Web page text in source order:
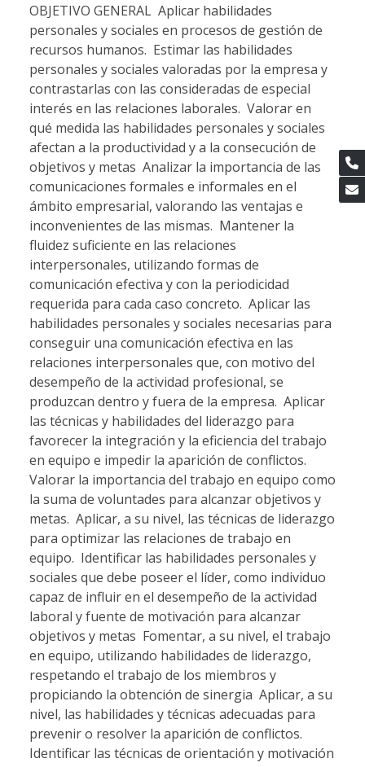
OBJETIVO GENERAL  Aplicar habilidades
personales y sociales en procesos de gestión de
recursos humanos.  Estimar las habilidades
personales y sociales valoradas por la empresa y
contrastarlas con las consideradas de especial
interés en las relaciones laborales.  Valorar en
qué medida las habilidades personales y sociales
afectan a la productividad y a la consecución de
objetivos y metas  Analizar la importancia de las
comunicaciones formales e informales en el
ámbito empresarial, valorando las ventajas e
inconvenientes de las mismas.  Mantener la
fluidez suficiente en las relaciones
interpersonales, utilizando formas de
comunicación efectiva y con la periodicidad
requerida para cada caso concreto.  Aplicar las
habilidades personales y sociales necesarias para
conseguir una comunicación efectiva en las
relaciones interpersonales que, con motivo del
desempeño de la actividad profesional, se
produzcan dentro y fuera de la empresa.  Aplicar
las técnicas y habilidades del liderazgo para
favorecer la integración y la eficiencia del trabajo
en equipo e impedir la aparición de conflictos. 
Valorar la importancia del trabajo en equipo como
la suma de voluntades para alcanzar objetivos y
metas.  Aplicar, a su nivel, las técnicas de liderazgo
para optimizar las relaciones de trabajo en
equipo.  Identificar las habilidades personales y
sociales que debe poseer el líder, como individuo
capaz de influir en el desempeño de la actividad
laboral y fuente de motivación para alcanzar
objetivos y metas  Fomentar, a su nivel, el trabajo
en equipo, utilizando habilidades de liderazgo,
respetando el trabajo de los miembros y
propiciando la obtención de sinergia  Aplicar, a su
nivel, las habilidades y técnicas adecuadas para
prevenir o resolver la aparición de conflictos. 
Identificar las técnicas de orientación y motivación